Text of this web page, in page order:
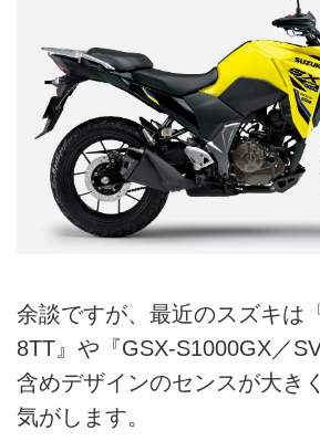
余談ですが、最近のスズキは
8TT』や『GSX-S1000GX／
含めデザインのセンスが大き
気がします。